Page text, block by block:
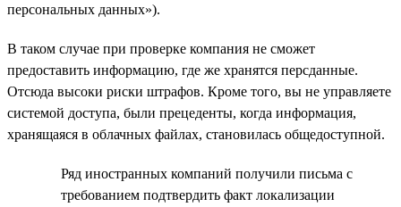
персональных данных»).
В таком случае при проверке компания не сможет
предоставить информацию, где же хранятся персданные.
Отсюда высоки риски штрафов. Кроме того, вы не управляете
системой доступа, были прецеденты, когда информация,
хранящаяся в облачных файлах, становилась общедоступной.
Ряд иностранных компаний получили письма с
требованием подтвердить факт локализации